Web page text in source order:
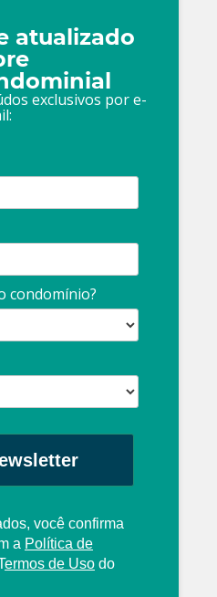
com as
atualizado
exclusivos por e-
condomínio?
você confirma
a Política de
ermos de Uso do